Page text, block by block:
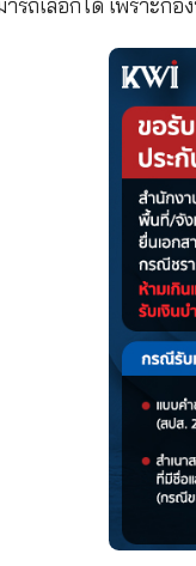
ายาทของผู้ประกัน
ลูกบุญธรรมที่ชอบด้
ยา ที่ถูกต้องตามก
ป็น เงินบำเหน็จช
นจะรู้ได้ยังไงว่า
คือ เงิ